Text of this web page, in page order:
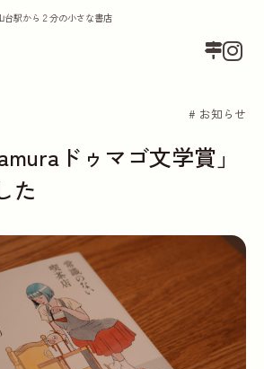
台駅から２分の小さな書店
# お知らせ
ドゥマゴ文学賞」
た